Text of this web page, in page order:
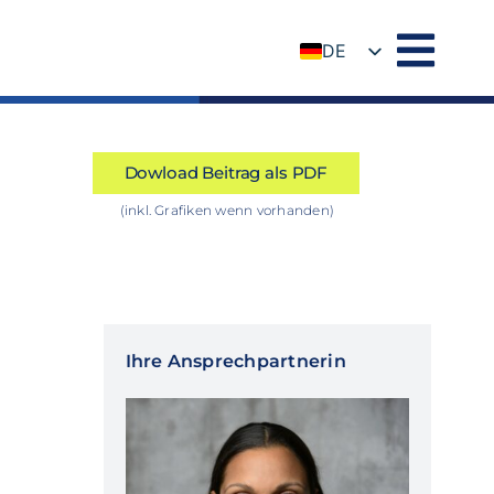
DE
Dowload Beitrag als PDF
(inkl. Grafiken wenn vorhanden)
Ihre Ansprechpartnerin